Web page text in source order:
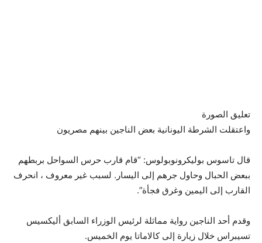
تعليق الصورة
واعتقلت الشرطة اليونانية بعض الناجين بينهم مصريون
قال تاسوس بوليكرونوبولوس: “قام قارب حرس السواحل بربطهم
ببعض الحبال وحاول جرهم إلى اليسار. لسبب غير معروف ، انحرف
القارب إلى اليمين وغرق فجأة”.
وقدم أحد الناجين رواية مماثلة لرئيس الوزراء السابق أليكسيس
تسيبراس خلال زيارة إلى كالاماتا يوم الخميس.